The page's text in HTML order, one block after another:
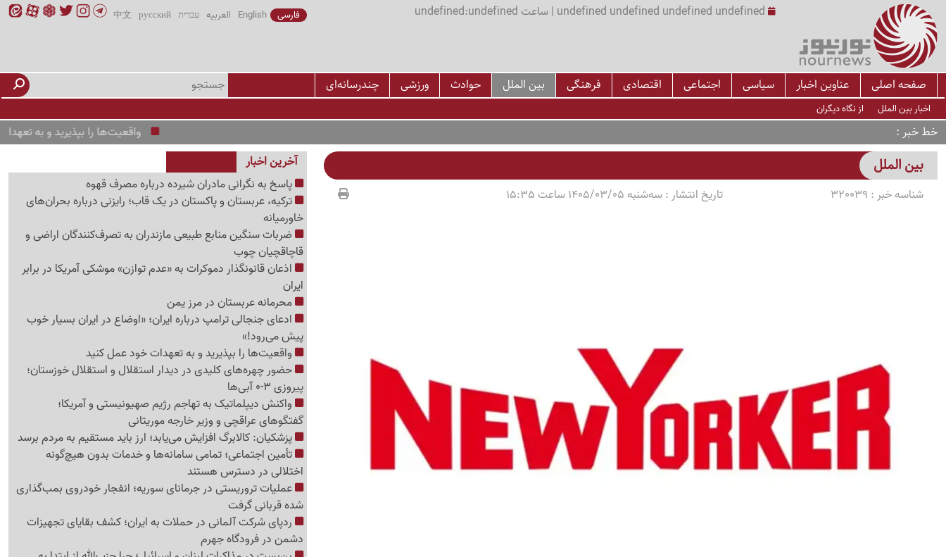
undefined undefined undefined undefined | ساعت undefined:undefined فارسی English العربیه עברית русский
中文
صفحه اصلی عناوین اخبار سیاسی اجتماعی اقتصادی فرهنگی بین الملل حوادث ورزشی چندرسانه‌ای
اخبار بین الملل از نگاه دیگران
خط خبر واقعیت‌ها را بپذیرید و به تعهدات
بین الملل
شناسه خبر : 320039 تاریخ انتشار :سه‌شنبه 1405/03/05 ساعت 15:35
آخرین اخبار
پاسخ به نگرانی مادران شیرده درباره مصرف قهوه
ترکیه، عربستان و پاکستان در یک قاب؛ رایزنی درباره بحران‌های
خاورمیانه
ضربات سنگین منابع طبیعی مازندران به تصرف‌کنندگان اراضی و
قاچاقچیان چوب
اذعان قانونگذار دموکرات به «عدم توازن» موشکی آمریکا در برابر
ایران
محرمانه عربستان در مرز یمن
ادعای جنجالی ترامپ درباره ایران؛ «اوضاع در ایران بسیار خوب
پیش می‌رود!»
واقعیت‌ها را بپذیرید و به تعهدات خود عمل کنید
حضور چهره‌های کلیدی در دیدار استقلال و استقلال خوزستان؛
پیروزی 3-0 آبی‌ها
واکنش دیپلماتیک به تهاجم رژیم صهیونیستی و آمریکا؛
گفتگوهای عراقچی و وزیر خارجه موریتانی
پزشکیان: کالابرگ افزایش می‌یابد؛ ارز باید مستقیم به مردم برسد
تأمین اجتماعی؛ تمامی سامانه‌ها و خدمات بدون هیچ‌گونه
اختلالی در دسترس هستند
عملیات تروریستی در جرمانای سوریه؛ انفجار خودروی بمب‌گذاری
شده قربانی گرفت
ردپای شرکت آلمانی در حملات به ایران؛ کشف بقایای تجهیزات
دشمن در فرودگاه جهرم